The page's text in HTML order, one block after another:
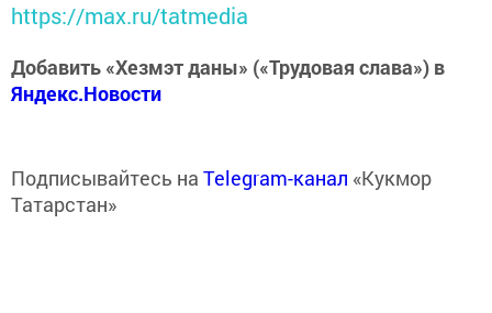
https://max.ru/tatmedia
Добавить «Хезмэт даны» («Трудовая слава») в
Яндекс.Новости
Подписывайтесь на Telegram-канал «Кукмор
Татарстан»